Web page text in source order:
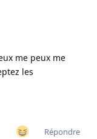
me peux me
les
Répondre